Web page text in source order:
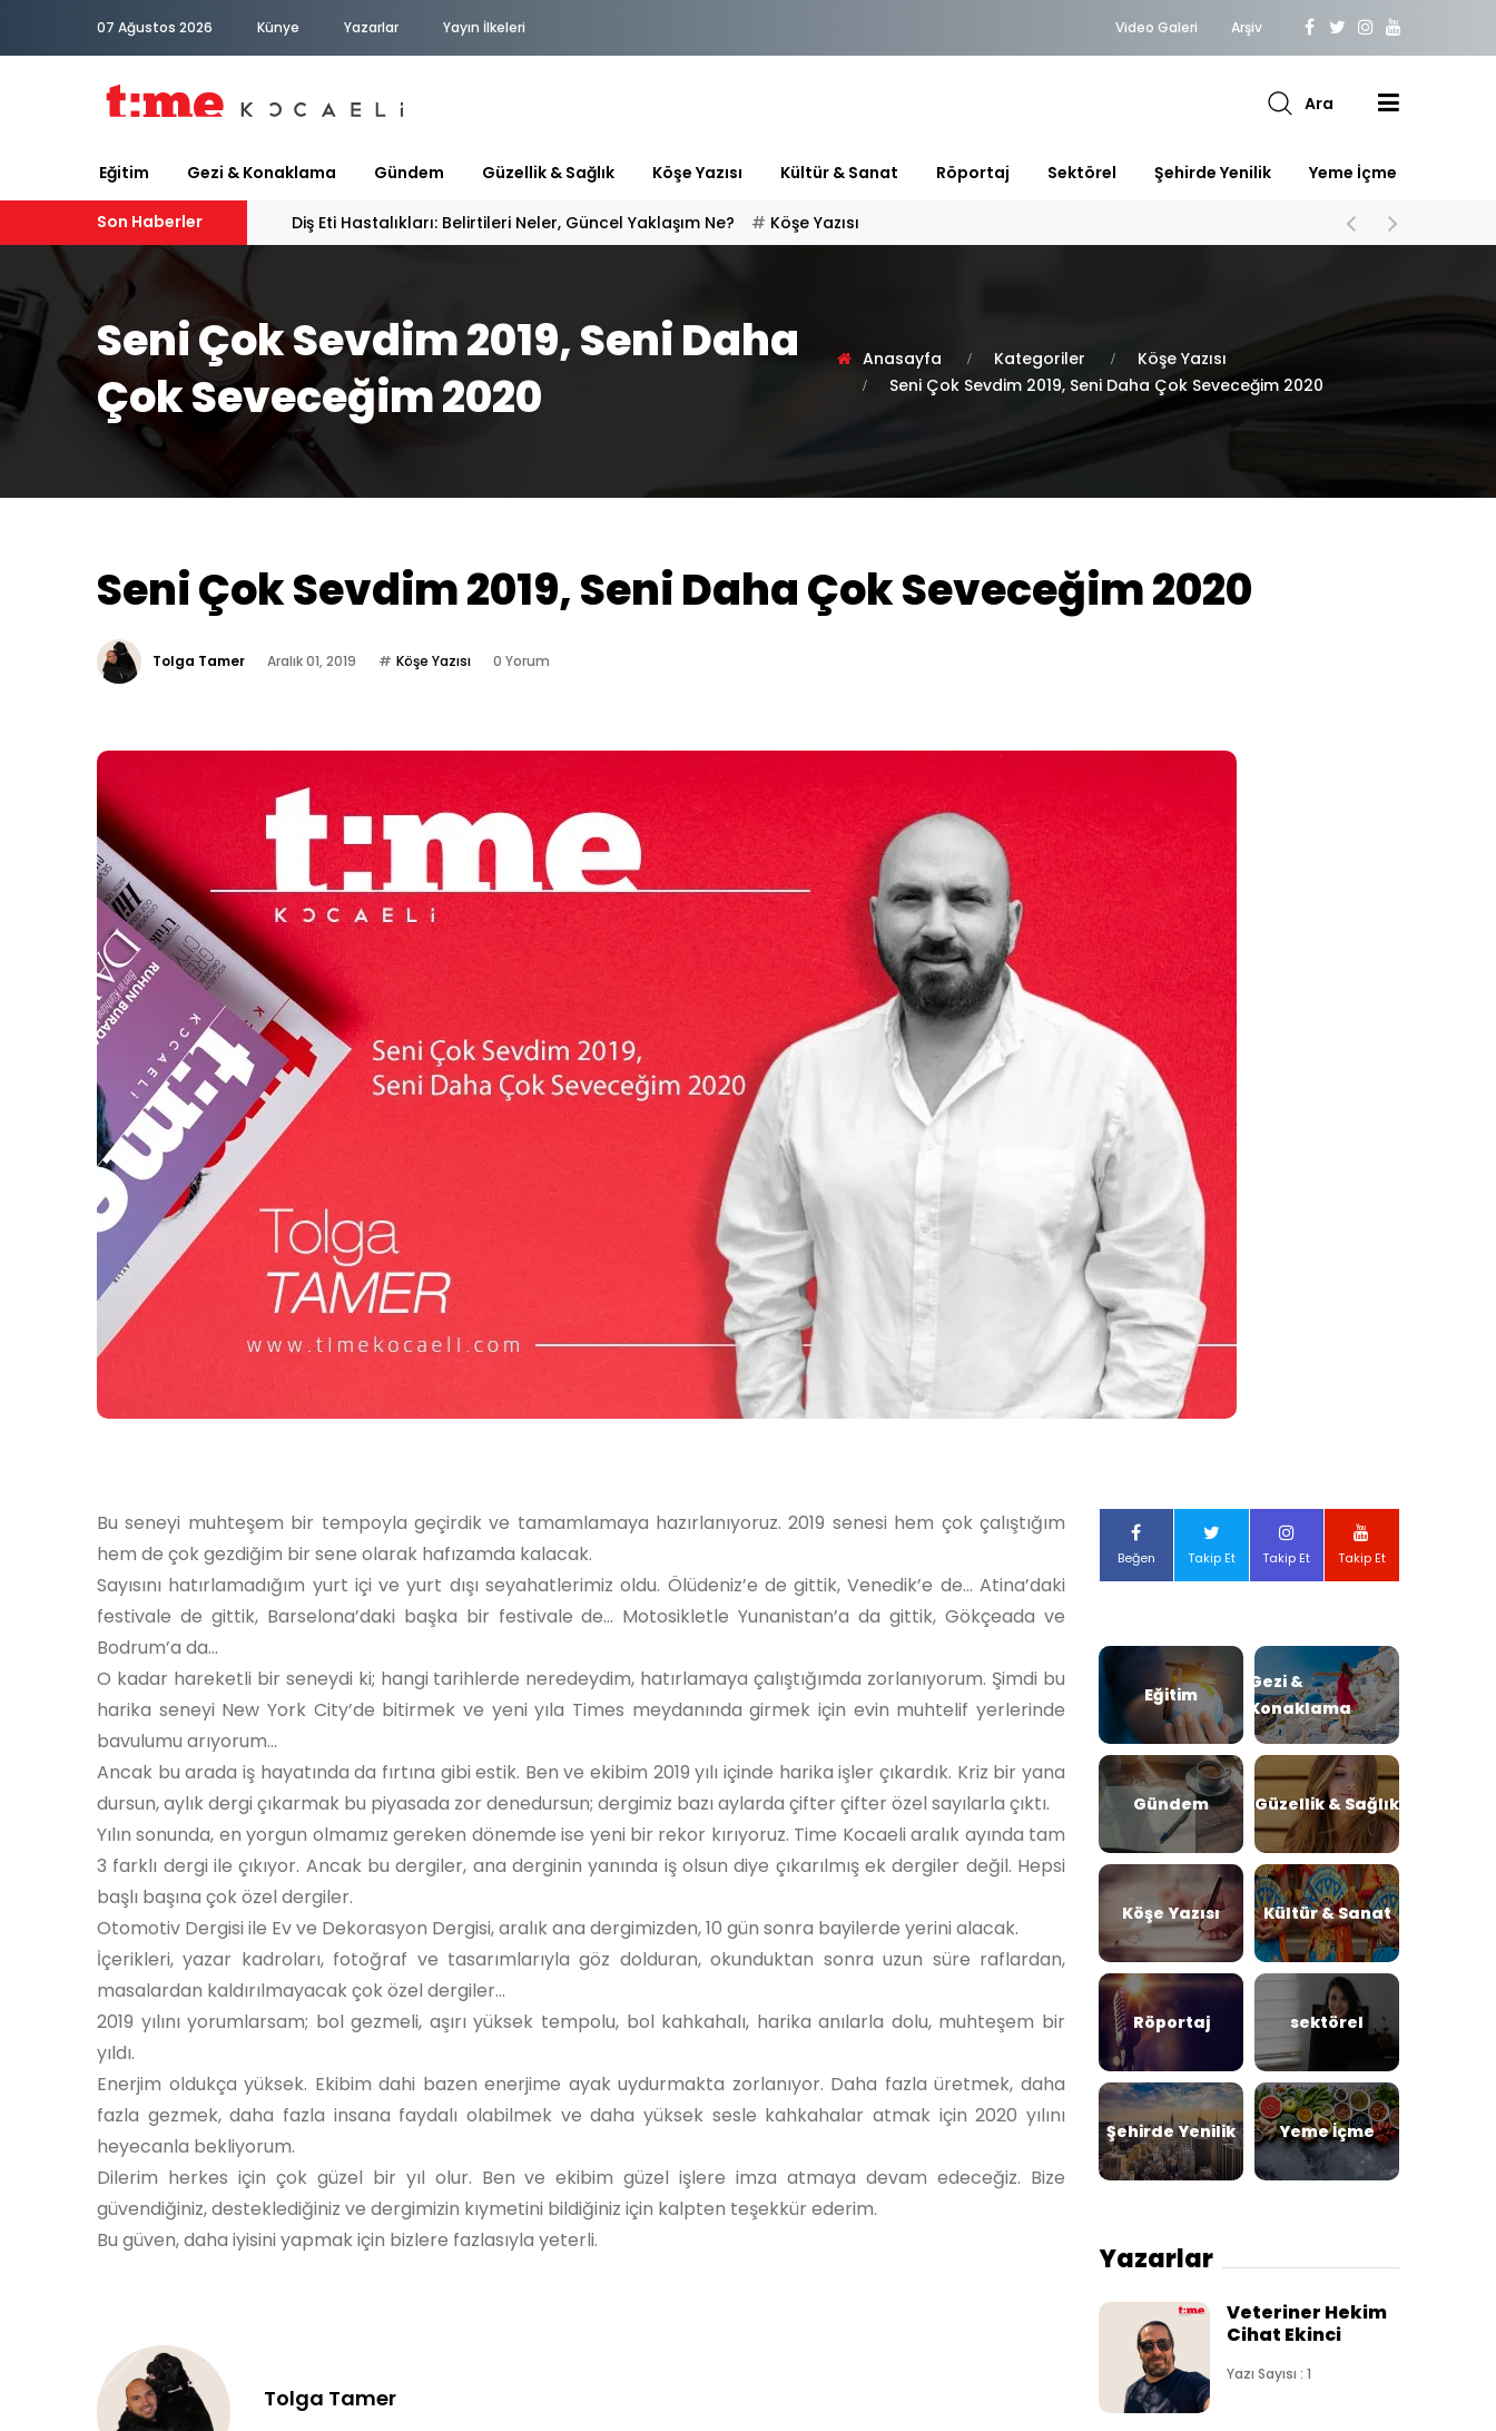
07 Ağustos 2026 Künye Yazarlar Yayın İlkeleri Video Galeri Arşiv
Ara
Eğitim Gezi & Konaklama Gündem Güzellik & Sağlık Köşe Yazısı Kültür & Sanat Röportaj Sektörel Şehirde Yenilik Yeme İçme
Son Haberler Diş Eti Hastalıkları: Belirtileri Neler, Güncel Yaklaşım Ne? Köşe Yazısı
Seni Çok Sevdim 2019, Seni Daha
Çok Seveceğim 2020
Anasayfa Kategoriler
Köşe Yazısı
Seni Çok Sevdim 2019, Seni Daha Çok Seveceğim 2020
Seni Çok Sevdim 2019, Seni Daha Çok Seveceğim 2020
Tolga Tamer Aralık 01, 2019 Köşe Yazısı 0 Yorum
Bu seneyi muhteşem bir tempoyla geçirdik ve tamamlamaya hazırlanıyoruz. 2019 senesi hem çok çalıştığım
hem de çok gezdiğim bir sene olarak hafızamda kalacak.
Sayısını hatırlamadığım yurt içi ve yurt dışı seyahatlerimiz oldu. Ölüdeniz’e de gittik, Venedik’e de... Atina’daki
festivale de gittik, Barselona’daki başka bir festivale de... Motosikletle Yunanistan’a da gittik, Gökçeada ve
Bodrum’a da...
O kadar hareketli bir seneydi ki; hangi tarihlerde neredeydim, hatırlamaya çalıştığımda zorlanıyorum. Şimdi bu
harika seneyi New York City’de bitirmek ve yeni yıla Times meydanında girmek için evin muhtelif yerlerinde
bavulumu arıyorum...
Ancak bu arada iş hayatında da fırtına gibi estik. Ben ve ekibim 2019 yılı içinde harika işler çıkardık. Kriz bir yana
dursun, aylık dergi çıkarmak bu piyasada zor denedursun; dergimiz bazı aylarda çifter çifter özel sayılarla çıktı.
Yılın sonunda, en yorgun olmamız gereken dönemde ise yeni bir rekor kırıyoruz. Time Kocaeli aralık ayında tam
3 farklı dergi ile çıkıyor. Ancak bu dergiler, ana derginin yanında iş olsun diye çıkarılmış ek dergiler değil. Hepsi
başlı başına çok özel dergiler.
Otomotiv Dergisi ile Ev ve Dekorasyon Dergisi, aralık ana dergimizden, 10 gün sonra bayilerde yerini alacak.
İçerikleri, yazar kadroları, fotoğraf ve tasarımlarıyla göz dolduran, okunduktan sonra uzun süre raflardan,
masalardan kaldırılmayacak çok özel dergiler...
2019 yılını yorumlarsam; bol gezmeli, aşırı yüksek tempolu, bol kahkahalı, harika anılarla dolu, muhteşem bir
yıldı.
Enerjim oldukça yüksek. Ekibim dahi bazen enerjime ayak uydurmakta zorlanıyor. Daha fazla üretmek, daha
fazla gezmek, daha fazla insana faydalı olabilmek ve daha yüksek sesle kahkahalar atmak için 2020 yılını
heyecanla bekliyorum.
Dilerim herkes için çok güzel bir yıl olur. Ben ve ekibim güzel işlere imza atmaya devam edeceğiz. Bize
güvendiğiniz, desteklediğiniz ve dergimizin kıymetini bildiğiniz için kalpten teşekkür ederim.
Bu güven, daha iyisini yapmak için bizlere fazlasıyla yeterli.
Tolga Tamer
Beğen Takip Et Takip Et Takip Et
Eğitim
Gezi &
Konaklama
Gündem Güzellik & Sağlık
Köşe Yazısı Kültür & Sanat
Röportaj sektörel
Şehirde Yenilik Yeme İçme
Yazarlar
Veteriner Hekim
Cihat Ekinci
Yazı Sayısı : 1